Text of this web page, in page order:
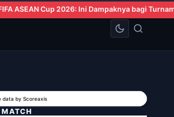
bagi Turnamen Leao, Modric, dan Goncalo
data by Scoreaxis
MATCH